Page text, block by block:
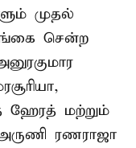
முதல்
சென்ற
ஹேரத் மற்றும்
ரணராஜா